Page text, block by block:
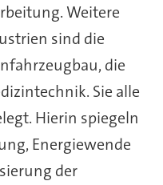
Weitere
sind die
die
Sie alle
Hierin spiegeln
Energiewende
der